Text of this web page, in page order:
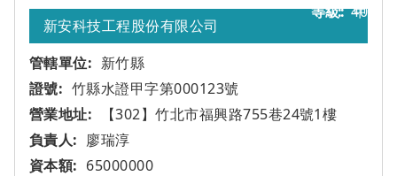
40
新安科技工程股份有限公司
新竹縣
竹縣水證甲字第000123號
【302】竹北市福興路755巷24號1樓
甲
廖瑞淳
65000000